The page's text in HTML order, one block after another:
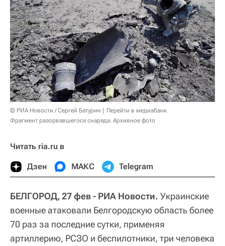
© РИА Новости / Сергей Батурин
Перейти в медиабанк
Фрагмент разорвавшегося снаряда. Архивное фото
Читать ria.ru в
Дзен МАКС Telegram
БЕЛГОРОД, 27 фев - РИА Новости. Украинские
военные атаковали Белгородскую область более
70 раз за последние сутки, применяя
артиллерию, РСЗО и беспилотники, три человека